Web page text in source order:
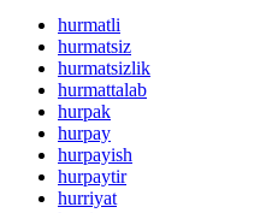
hurmatli
hurmatsiz
hurmatsizlik
hurmattalab
hurpak
hurpay
hurpayish
hurpaytir
hurriyat